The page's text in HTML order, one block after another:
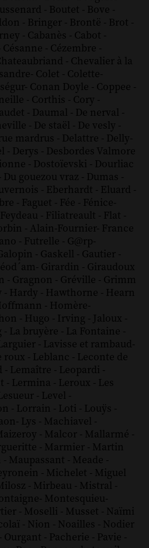
- Boutet - Bove -
- Bringer - Brontë - Brot -
- Cabanès - Cabot -
Césanne - Cézembre -
- Chevalier à la
- Colet - Colette-
- Conan Doyle - Coppee -
- Corthis - Cory -
- Daumal - De nerval -
- De staël - De vesly -
mardrus - Delattre - Delly-
- Derys - Desbordes Valmore
- Dostoïevski - Dourliac
Du gouezou vraz - Dumas -
- Eberhardt - Eluard -
- Faguet - Fée - Fénice-
Feydeau - Filiatreault - Flat -
- Alain-Fournier- France
- Futrelle - G@rp-
- Gaskell - Gautier -
- Girardin - Giraudoux
- Gragnon - Gréville - Grimm
- Hardy - Hawthorne - Hearn
- Homère-
- Hugo - Irving - Jaloux -
- La bruyère - La Fontaine -
- Lavisse et rambaud-
roux - Leblanc - Leconte de
- Lemaître - Leopardi -
- Lermina - Leroux - Les
- Level -
- Lorrain - Loti - Louÿs -
- Lys - Machiavel -
- Malcor - Mallarmé -
- Marmier - Martin
- Maupassant - Meade -
- Michelet - Miguel
- Mirbeau - Mistral -
- Montesquieu-
- Moselli - Musset - Naïmi
- Nion - Noailles - Nodier
- Ourgant - Pacherie - Pavie -